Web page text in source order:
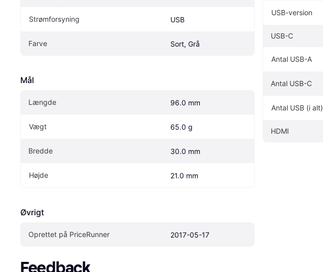
Strømforsyning USB
Farve Sort, Grå
Mål
Længde 96.0 mm
Vægt 65.0 g
Bredde 30.0 mm
Højde 21.0 mm
Øvrigt
Oprettet på PriceRunner 2017-05-17
USB-version
USB-C
Antal USB-A
Antal USB-C
Antal USB (i alt)
HDMI
Feedback